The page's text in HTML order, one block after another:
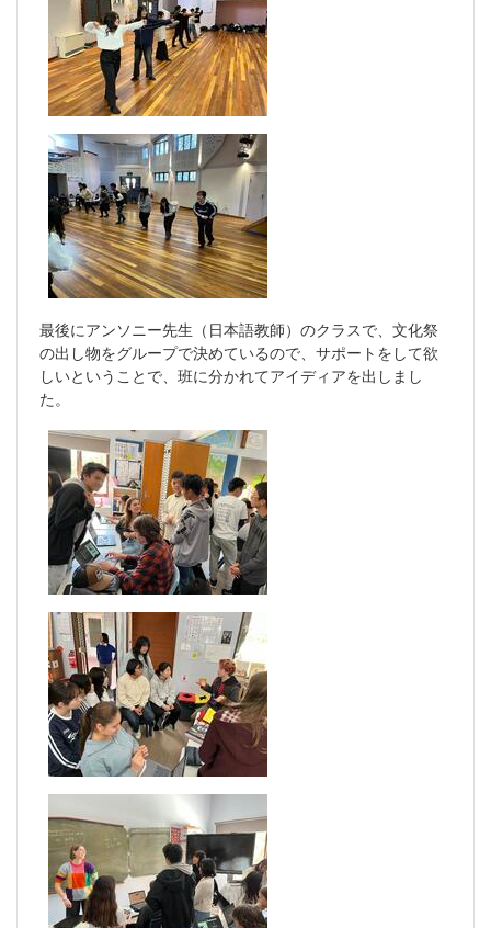
最後にアンソニー先生（日本語教師）のクラスで、文化祭
の出し物をグループで決めているので、サポートをして欲
しいということで、班に分かれてアイディアを出しまし
た。